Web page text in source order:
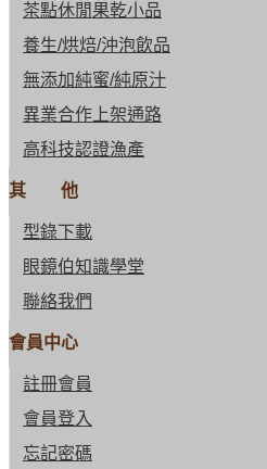
茶點休閒果乾小品
養生/烘焙/沖泡飲品
無添加純蜜/純原汁
異業合作上架通路
高科技認證漁產
其 他
型錄下載
眼鏡伯知識學堂
聯絡我們
會員中心
註冊會員
會員登入
忘記密碼